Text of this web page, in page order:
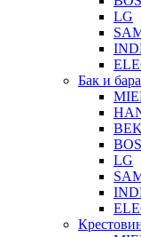
LG
Бак и
LG